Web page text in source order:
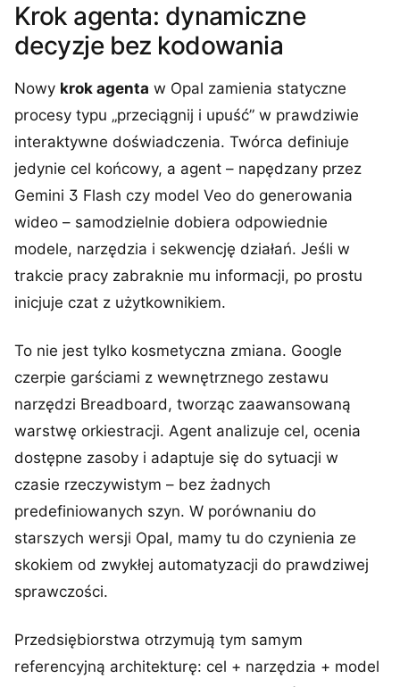
Krok agenta: dynamiczne
decyzje bez kodowania
Nowy krok agenta w Opal zamienia statyczne
procesy typu „przeciągnij i upuść” w prawdziwie
interaktywne doświadczenia. Twórca definiuje
jedynie cel końcowy, a agent – napędzany przez
Gemini 3 Flash czy model Veo do generowania
wideo – samodzielnie dobiera odpowiednie
modele, narzędzia i sekwencję działań. Jeśli w
trakcie pracy zabraknie mu informacji, po prostu
inicjuje czat z użytkownikiem.
To nie jest tylko kosmetyczna zmiana. Google
czerpie garściami z wewnętrznego zestawu
narzędzi Breadboard, tworząc zaawansowaną
warstwę orkiestracji. Agent analizuje cel, ocenia
dostępne zasoby i adaptuje się do sytuacji w
czasie rzeczywistym – bez żadnych
predefiniowanych szyn. W porównaniu do
starszych wersji Opal, mamy tu do czynienia ze
skokiem od zwykłej automatyzacji do prawdziwej
sprawczości.
Przedsiębiorstwa otrzymują tym samym
referencyjną architekturę: cel + narzędzia + model